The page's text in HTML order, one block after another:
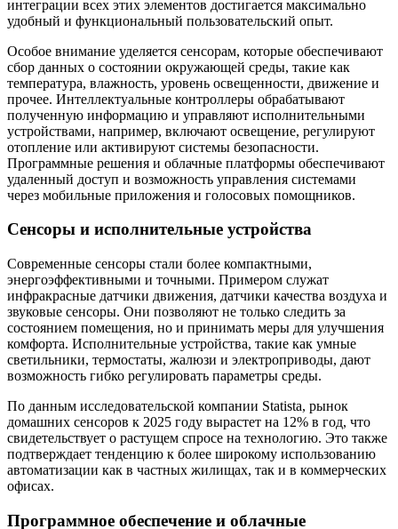
интеграции всех этих элементов достигается максимально
удобный и функциональный пользовательский опыт.
Особое внимание уделяется сенсорам, которые обеспечивают
сбор данных о состоянии окружающей среды, такие как
температура, влажность, уровень освещенности, движение и
прочее. Интеллектуальные контроллеры обрабатывают
полученную информацию и управляют исполнительными
устройствами, например, включают освещение, регулируют
отопление или активируют системы безопасности.
Программные решения и облачные платформы обеспечивают
удаленный доступ и возможность управления системами
через мобильные приложения и голосовых помощников.
Сенсоры и исполнительные устройства
Современные сенсоры стали более компактными,
энергоэффективными и точными. Примером служат
инфракрасные датчики движения, датчики качества воздуха и
звуковые сенсоры. Они позволяют не только следить за
состоянием помещения, но и принимать меры для улучшения
комфорта. Исполнительные устройства, такие как умные
светильники, термостаты, жалюзи и электроприводы, дают
возможность гибко регулировать параметры среды.
По данным исследовательской компании Statista, рынок
домашних сенсоров к 2025 году вырастет на 12% в год, что
свидетельствует о растущем спросе на технологию. Это также
подтверждает тенденцию к более широкому использованию
автоматизации как в частных жилищах, так и в коммерческих
офисах.
Программное обеспечение и облачные